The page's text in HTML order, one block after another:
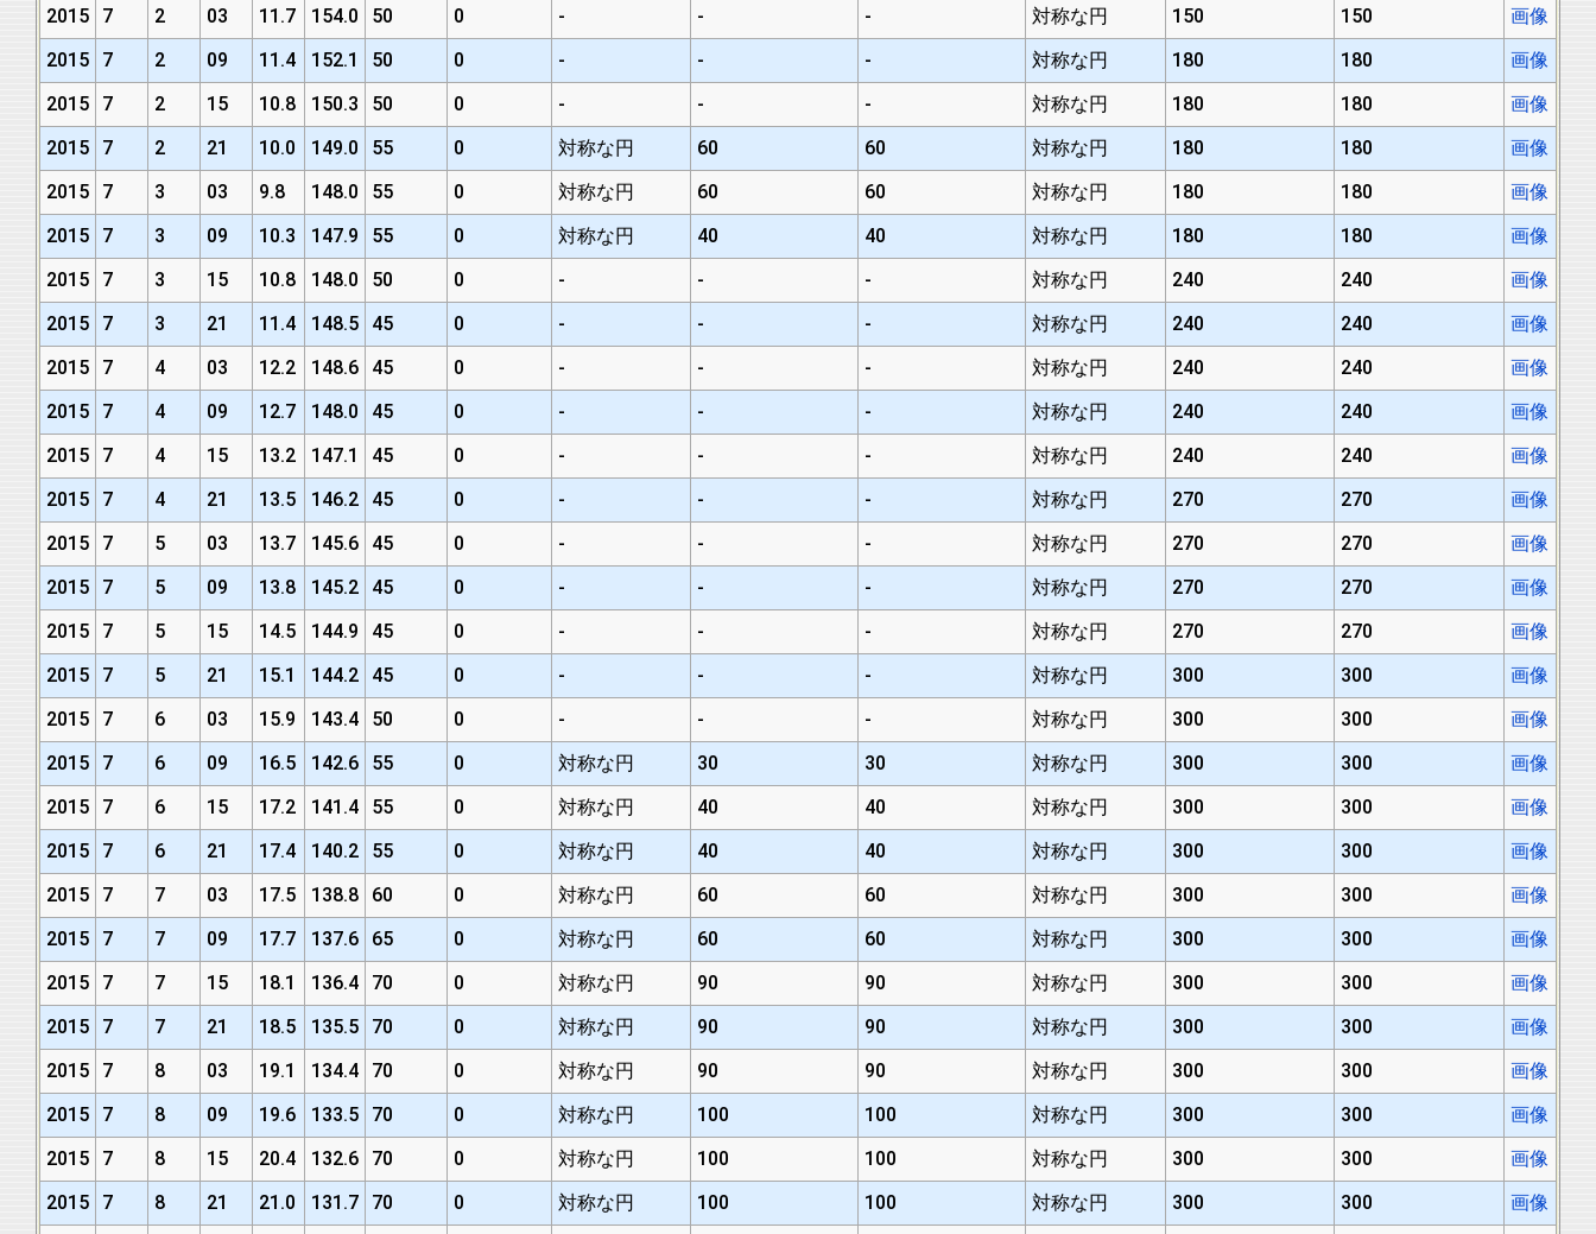
2015
7 2 03 11.7 154.0 50 0 - - - 対称な円 150 150
画像
2015
7 2 09 11.4 152.1 50 0 - - - 対称な円 180 180
画像
2015
7 2 15 10.8 150.3 50 0 - - - 対称な円 180 180
画像
2015
7 2 21 10.0 149.0 55 0 対称な円 60 60 対称な円 180 180
画像
2015
7 3 03 9.8 148.0 55 0 対称な円 60 60 対称な円 180 180
画像
2015
7 3 09 10.3 147.9 55 0 対称な円 40 40 対称な円 180 180
画像
2015
7 3 15 10.8 148.0 50 0 - - - 対称な円 240 240
画像
2015
7 3 21 11.4 148.5 45 0 - - - 対称な円 240 240
画像
2015
7 4 03 12.2 148.6 45 0 - - - 対称な円 240 240
画像
2015
7 4 09 12.7 148.0 45 0 - - - 対称な円 240 240
画像
2015
7 4 15 13.2 147.1 45 0 - - - 対称な円 240 240
画像
2015
7 4 21 13.5 146.2 45 0 - - - 対称な円 270 270
画像
2015
7 5 03 13.7 145.6 45 0 - - - 対称な円 270 270
画像
2015
7 5 09 13.8 145.2 45 0 - - - 対称な円 270 270
画像
2015
7 5 15 14.5 144.9 45 0 - - - 対称な円 270 270
画像
2015
7 5 21 15.1 144.2 45 0 - - - 対称な円 300 300
画像
2015
7 6 03 15.9 143.4 50 0 - - - 対称な円 300 300
画像
2015
7 6 09 16.5 142.6 55 0 対称な円 30 30 対称な円 300 300
画像
2015
7 6 15 17.2 141.4 55 0 対称な円 40 40 対称な円 300 300
画像
2015
7 6 21 17.4 140.2 55 0 対称な円 40 40 対称な円 300 300
画像
2015
7 7 03 17.5 138.8 60 0 対称な円 60 60 対称な円 300 300
画像
2015
7 7 09 17.7 137.6 65 0 対称な円 60 60 対称な円 300 300
画像
2015
7 7 15 18.1 136.4 70 0 対称な円 90 90 対称な円 300 300
画像
2015
7 7 21 18.5 135.5 70 0 対称な円 90 90 対称な円 300 300
画像
2015
7 8 03 19.1 134.4 70 0 対称な円 90 90 対称な円 300 300
画像
2015
7 8 09 19.6 133.5 70 0 対称な円 100 100 対称な円 300 300
画像
2015
7 8 15 20.4 132.6 70 0 対称な円 100 100 対称な円 300 300
画像
2015
7 8 21 21.0 131.7 70 0 対称な円 100 100 対称な円 300 300
画像